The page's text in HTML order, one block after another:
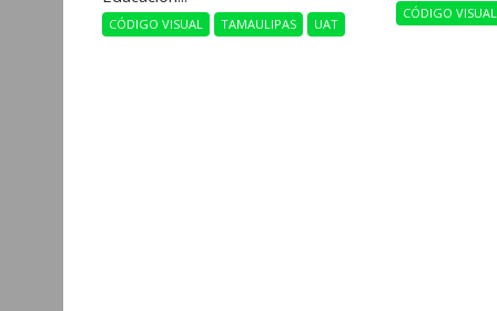
CÓDIGO VISUAL TAMAULIPAS UAT
CÓDIGO VISUAL